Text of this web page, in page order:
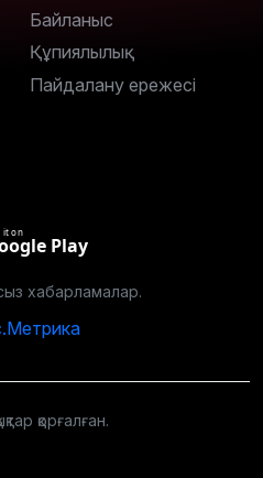
Байланыс
Құпиялылық
Пайдалану ережесі
it on
Play
хабарламалар.
қорғалған.